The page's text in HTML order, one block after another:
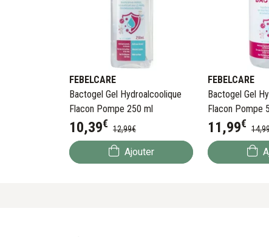
FEBELCARE
Bactogel Gel Hydroalcoolique
Flacon Pompe 250 ml
10,39€ 12,99€
Ajouter
FEBELCARE
Bactogel Gel
Flacon Pompe
11,99€ 14,